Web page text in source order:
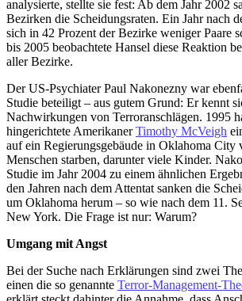
analysierte, stellte sie fest: Ab dem Jahr 2002
Bezirken die Scheidungsraten. Ein Jahr nach
sich in 42 Prozent der Bezirke weniger Paare
bis 2005 beobachtete Hansel diese Reaktion
aller Bezirke.
Der US-Psychiater Paul Nakonezny war
Studie beteiligt – aus gutem Grund: Er kennt
Nachwirkungen von Terroranschlägen. 1995
hingerichtete AmerikanerTimothy McVeigh
auf ein Regierungsgebäude in Oklahoma City
Menschen starben, darunter viele Kinder.
Studie im Jahr 2004 zu einem ähnlichen
den Jahren nach dem Attentat sanken die
um Oklahoma herum – so wie nach dem 11.
New York. Die Frage ist nur: Warum?
Umgang mit Angst
Bei der Suche nach Erklärungen sind zwei
einen die so genannte Terror-Management-